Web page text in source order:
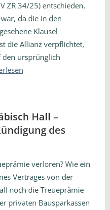
ZR 34/25) entschieden,
da die in den
Klausel
die Allianz verpflichtet,
den ursprünglich
Hall –
des
verloren? Wie ein
Vertrages von der
noch die Treueprämie
privaten Bausparkassen